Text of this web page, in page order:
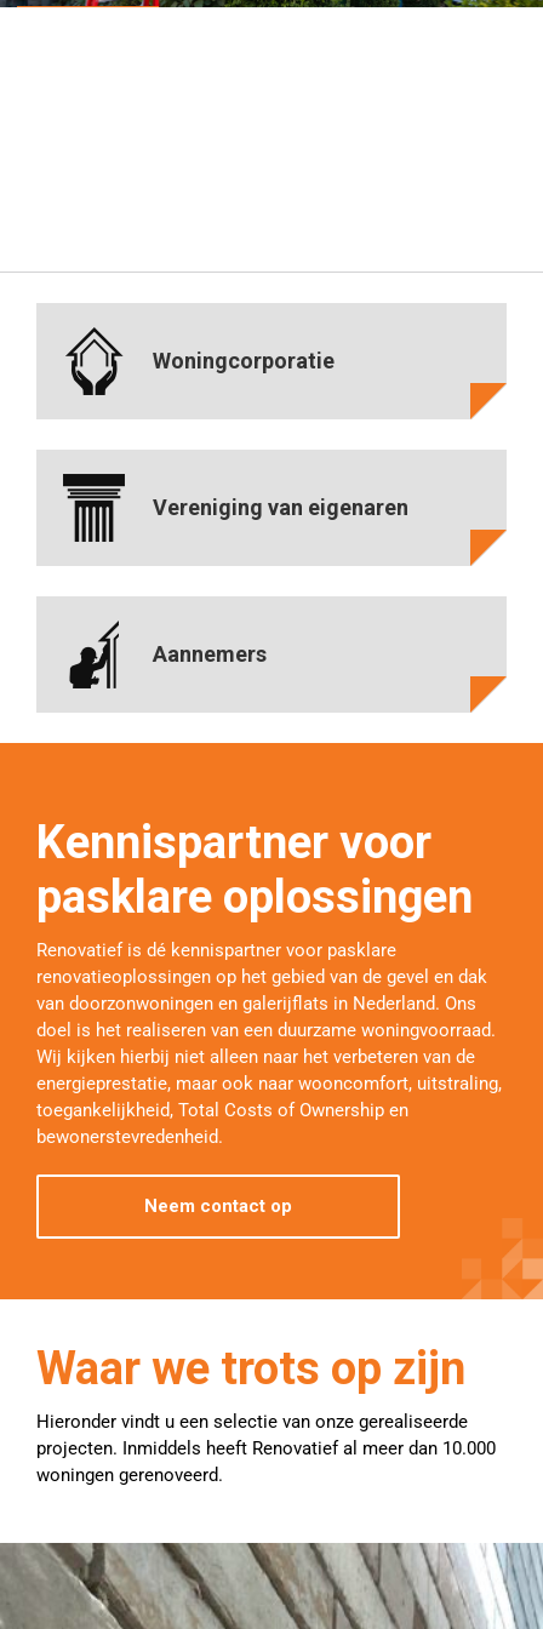
Woningcorporatie
Vereniging van eigenaren
Aannemers
Kennispartner voor
pasklare oplossingen
Renovatief is dé kennispartner voor pasklare
renovatieoplossingen op het gebied van de gevel en dak
van doorzonwoningen en galerijflats in Nederland. Ons
doel is het realiseren van een duurzame woningvoorraad.
Wij kijken hierbij niet alleen naar het verbeteren van de
energieprestatie, maar ook naar wooncomfort, uitstraling,
toegankelijkheid, Total Costs of Ownership en
bewonerstevredenheid.
Neem contact op
Waar we trots op zijn
Hieronder vindt u een selectie van onze gerealiseerde
projecten. Inmiddels heeft Renovatief al meer dan 10.000
woningen gerenoveerd.